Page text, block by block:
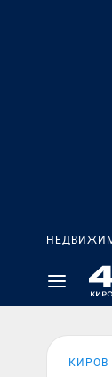
КИРОВ